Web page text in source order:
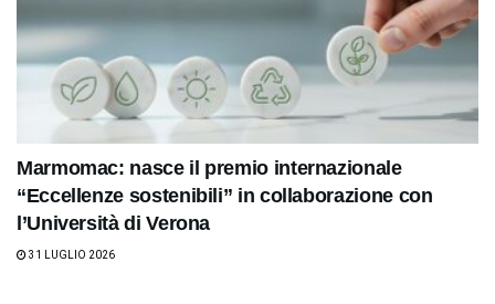
Marmomac: nasce il premio internazionale
“Eccellenze sostenibili” in collaborazione con
l’Università di Verona
31 LUGLIO 2026